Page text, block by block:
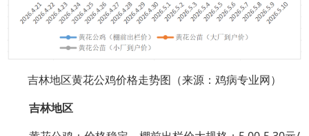
吉林地区黄花公鸡价格走势图（来源：鸡病专业网）
吉林地区